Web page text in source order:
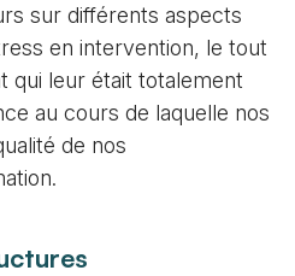
sur différents aspects
en intervention, le tout
qui leur était totalement
au cours de laquelle nos
de nos